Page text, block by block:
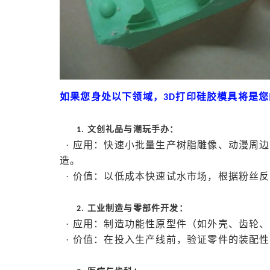
如果您身处以下领域， 3D打印硅胶模具将是
1. 文创礼品与潮玩手办：
· 应用：快速小批量生产树脂雕像、动漫周
造。
· 价值：以低成本快速试水市场，根据粉丝
2. 工业制造与零部件开发：
· 应用：制造功能性原型件（如外壳、齿轮
· 价值：在投入生产线前，验证零件的装配